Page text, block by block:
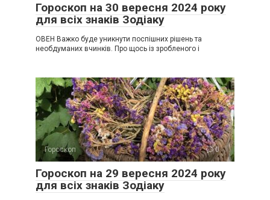
Гороскоп на 30 вересня 2024 року
для всіх знаків Зодіаку
ОВЕН Важко буде уникнути поспішних рішень та
необдуманих вчинків. Про щось із зробленого і
Гороскоп 0
Гороскоп на 29 вересня 2024 року
для всіх знаків Зодіаку